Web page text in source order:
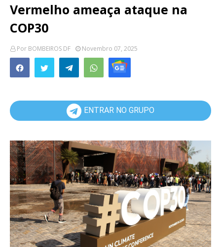
Vermelho ameaça ataque na
COP30
Por BOMBEIROS DF Novembro 07, 2025
ENTRAR NO GRUPO